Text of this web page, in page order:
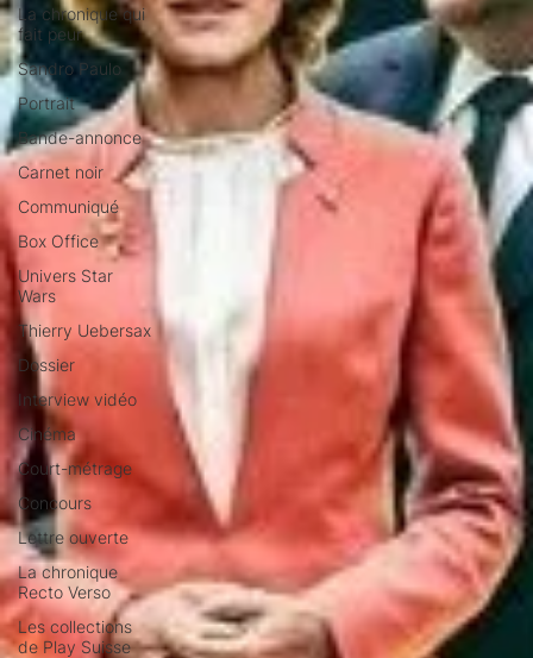
La chronique qui
fait peur
Sandro Paulo
Portrait
Bande-annonce
Carnet noir
Communiqué
Box Office
Univers Star
Wars
Thierry Uebersax
Dossier
Interview vidéo
Cinéma
Court-métrage
Concours
Lettre ouverte
La chronique
Recto Verso
Les collections
de Play Suisse